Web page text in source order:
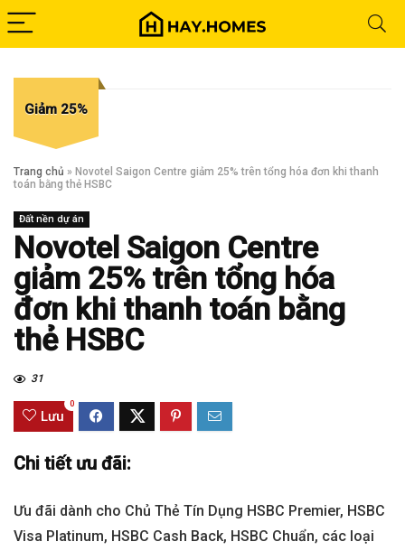
Giảm 25%
Trang chủ » Novotel Saigon Centre giảm 25% trên tổng hóa đơn khi thanh
toán bằng thẻ HSBC
Đất nền dự án
Novotel Saigon Centre
giảm 25% trên tổng hóa
đơn khi thanh toán bằng
thẻ HSBC
31
Lưu
0
Chi tiết ưu đãi:
Ưu đãi dành cho Chủ Thẻ Tín Dụng HSBC Premier, HSBC
Visa Platinum, HSBC Cash Back, HSBC Chuẩn, các loại